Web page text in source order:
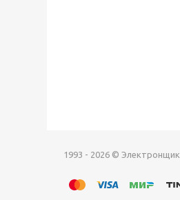
1993 - 2026 © Электронщик